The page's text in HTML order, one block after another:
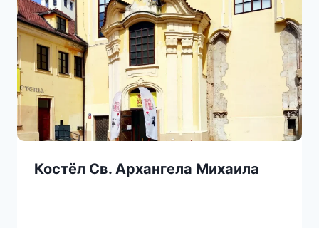
Костёл Св. Архангела Михаила